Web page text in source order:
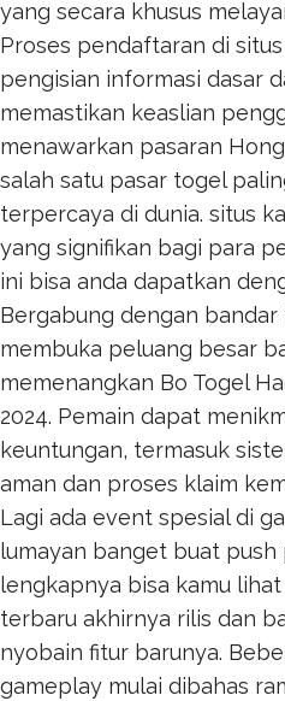
yang secara khusus
Proses pendaftaran di
pengisian informasi dasar
memastikan keaslian
menawarkan pasaran
salah satu pasar togel
terpercaya di dunia. situs
yang signifikan bagi para
ini bisa anda dapatkan
Bergabung dengan
membuka peluang besar
memenangkan Bo Togel
2024. Pemain dapat
keuntungan, termasuk
aman dan proses klaim
Lagi ada event spesial di
lumayan banget buat
lengkapnya bisa kamu lihat
terbaru akhirnya rilis dan
nyobain fitur barunya.
gameplay mulai dibahas